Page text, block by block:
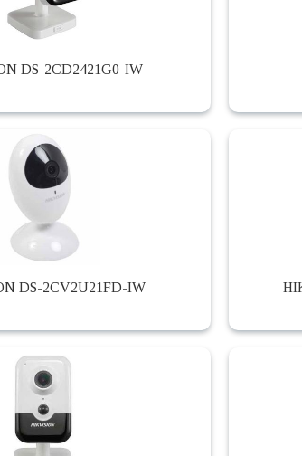
DS-2CD2421G0-IW
DS-2CV2U21FD-IW